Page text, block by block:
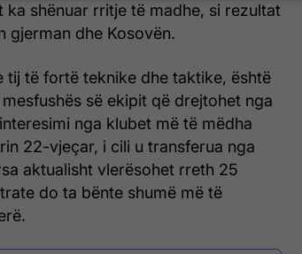
ka shënuar rritje të madhe, si rezultat
gjerman dhe Kosovën.
tij të fortë teknike dhe taktike, është
së ekipit që drejtohet nga
nga klubet më të mëdha
22-vjeçar, i cili u transferua nga
aktualisht vlerësohet rreth 25
do ta bënte shumë më të